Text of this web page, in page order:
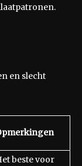
en slecht
beste voor